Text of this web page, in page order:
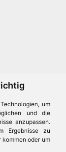
um
und die
anzupassen.
Ergebnisse zu
kommen oder um